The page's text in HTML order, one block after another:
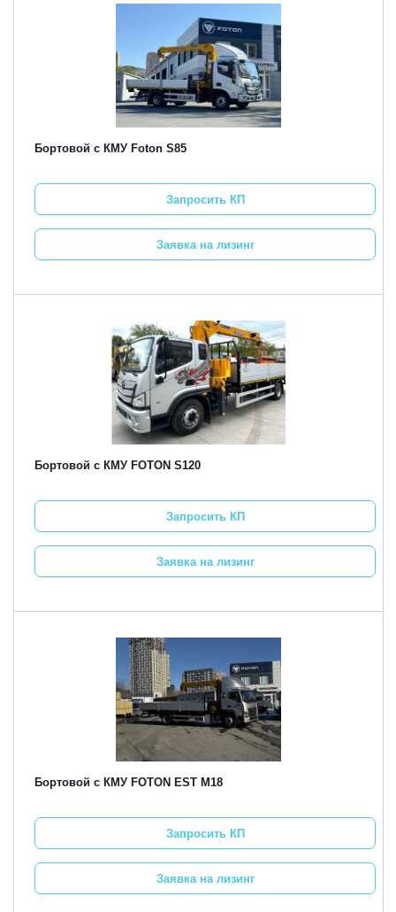
Бортовой с КМУ Foton S85
Запросить КП
Заявка на лизинг
Бортовой с КМУ FOTON S120
Запросить КП
Заявка на лизинг
Бортовой с КМУ FOTON EST M18
Запросить КП
Заявка на лизинг